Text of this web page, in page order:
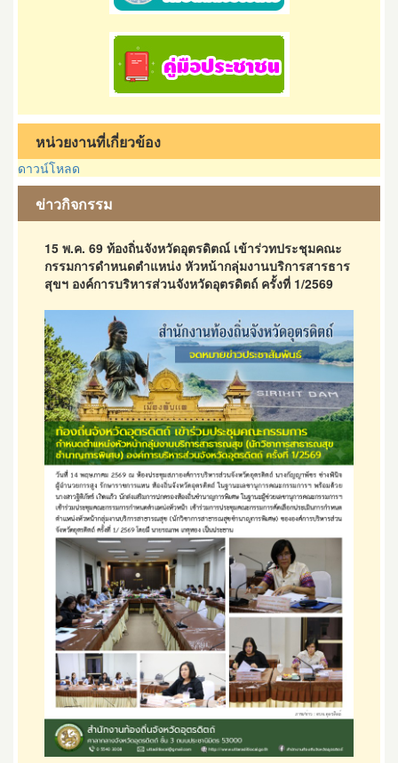
หน่วยงานที่เกี่ยวข้อง
ดาวน์โหลด
ข่าวกิจกรรม
15 พ.ค. 69 ท้องถิ่นจังหวัดอุตรดิตณ์ เข้าร่วทประชุมคณะ
กรรมการดำหนดตำแหน่ง หัวหน้ากลุ่มงานบริการสารธาร
สุขฯ องค์การบริหารส่วนจังหวัดอุตรดิตถ์ ครั้งที่ 1/2569